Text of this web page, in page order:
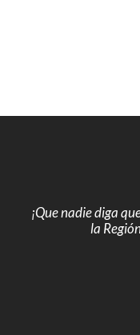
¡Que nadie diga
la